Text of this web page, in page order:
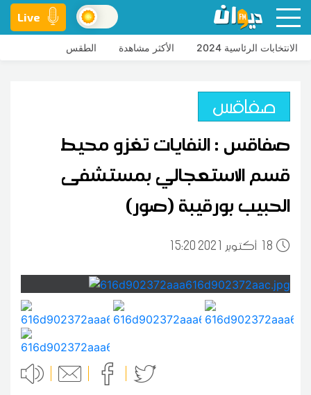
Live
الانتخابات الرئاسية 2024 الأكثر مشاهدة الطقس
صفاقس
صفاقس : النفايات تغزو محيط
قسم الاستعجالي بمستشفى
الحبيب بورقيبة (صور)
18 15:20 2021 أكتوبر